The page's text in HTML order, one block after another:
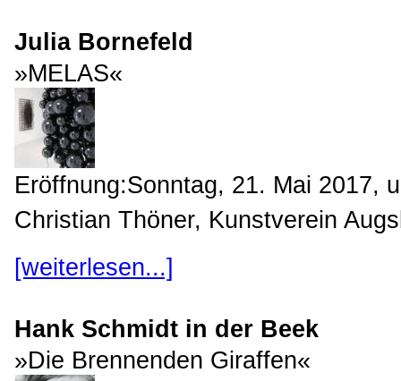
Julia Bornefeld
»MELAS«
Eröffnung:Sonntag, 21. Mai 2017,
Christian Thöner, Kunstverein
[weiterlesen...]
Hank Schmidt in der Beek
»Die Brennenden Giraffen«